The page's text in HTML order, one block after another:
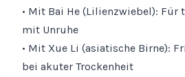
• Mit Bai He (Lilienzwiebel): Für
mit Unruhe
• Mit Xue Li (asiatische Birne):
bei akuter Trockenheit